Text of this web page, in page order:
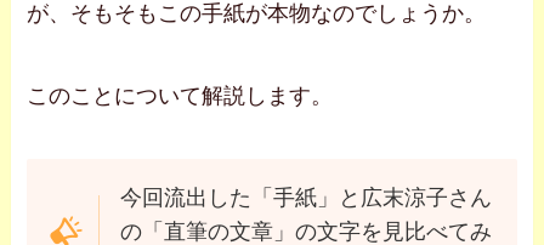
が、そもそもこの手紙が本物なのでしょうか。
このことについて解説します。
今回流出した「手紙」と広末涼子さん
の「直筆の文章」の文字を見比べてみ